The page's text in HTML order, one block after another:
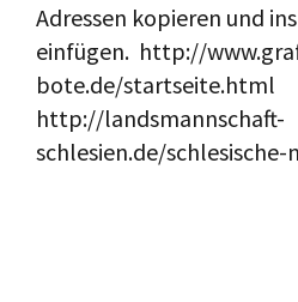
Adressen kopieren und
einfügen. http://
bote.de/startseite.html
http://landsmannschaft-
schlesien.de/